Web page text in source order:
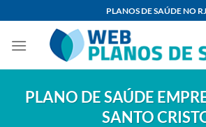
content
PLANOS DE SAÚDE NO RJ
PLANO DE SAÚDE
SANTO